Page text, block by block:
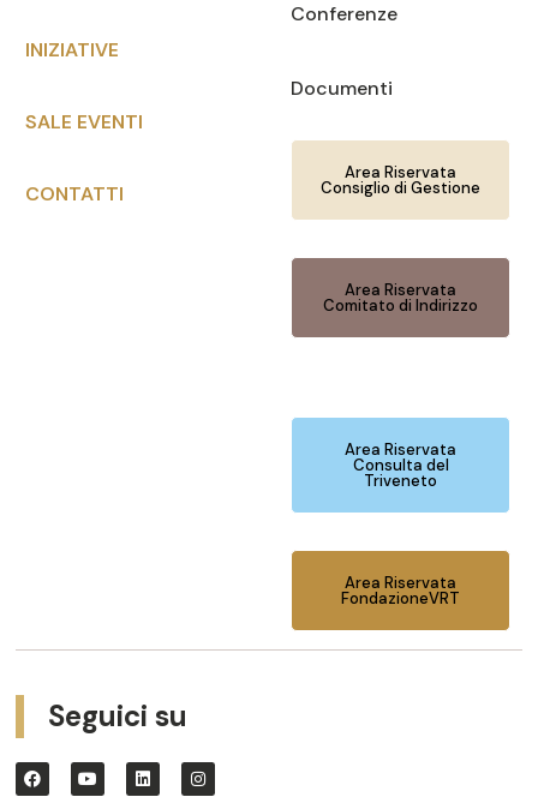
INIZIATIVE
SALE EVENTI
CONTATTI
Conferenze
Documenti
Area Riservata
Consiglio di Gestione
Area Riservata
Comitato di Indirizzo
Area Riservata
Consulta del
Triveneto
Area Riservata
FondazioneVRT
Seguici su